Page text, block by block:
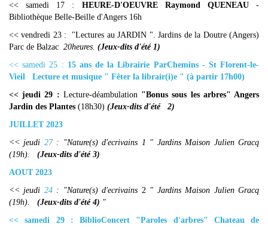
<< samedi 17 : HEURE-D'OEUVRE Raymond QUENEAU-
Bibliothèque Belle-Beille d'Angers 16h
<< vendredi 23 : "Lectures au JARDIN ". Jardins de la Doutre (Angers)
Parc de Balzac 20heures. (Jeux-dits d'été 1)
<< samedi 25 : 15 ans de la Librairie ParChemins - St Florent-le-
Vieil Lecture et musique " Fêter la librair(i)e " (à partir 17h00)
<< jeudi 29 : Lecture-déambulation "Bonus sous les arbres" Angers
Jardin des Plantes (18h30) (Jeux-dits d'été
2)
JUILLET 2023
<< jeudi 27: "Nature(s) d'ecrivains 1 " Jardins Maison Julien Gracq
(19h). (Jeux-dits d'été 3)
AOUT 2023
<< jeudi 24: "Nature(s) d'ecrivains 2" Jardins Maison Julien Gracq
(19h). (Jeux-dits d'été 4) "
<< samedi 29 : BiblioConcert "Paroles d'arbres" Chateau de